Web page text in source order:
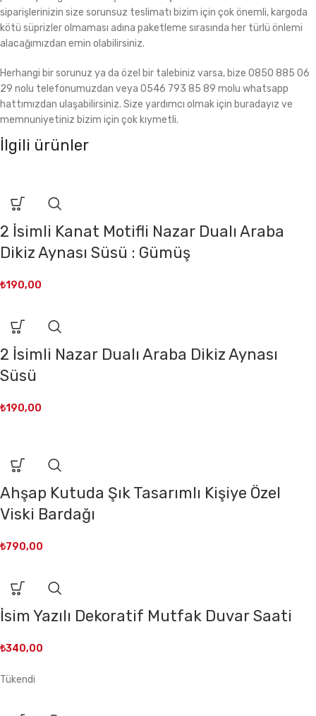
siparişlerinizin size sorunsuz teslimatı bizim için çok önemli, kargoda
kötü süprizler olmaması adına paketleme sırasında her türlü önlemi
alacağımızdan emin olabilirsiniz.
Herhangi bir sorunuz ya da özel bir talebiniz varsa, bize 0850 885 06
29 nolu telefonumuzdan veya 0546 793 85 89 molu whatsapp
hattımızdan ulaşabilirsiniz. Size yardımcı olmak için buradayız ve
memnuniyetiniz bizim için çok kıymetli.
İlgili ürünler
2 İsimli Kanat Motifli Nazar Dualı Araba
Dikiz Aynası Süsü : Gümüş
₺190,00
2 İsimli Nazar Dualı Araba Dikiz Aynası
Süsü
₺190,00
Ahşap Kutuda Şık Tasarımlı Kişiye Özel
Viski Bardağı
₺790,00
İsim Yazılı Dekoratif Mutfak Duvar Saati
₺340,00
Tükendi